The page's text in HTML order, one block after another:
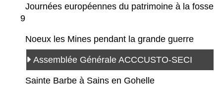
Journées européennes du patrimoine à la fosse
9
Noeux les Mines pendant la grande guerre
Assemblée Générale ACCCUSTO-SECI
Sainte Barbe à Sains en Gohelle